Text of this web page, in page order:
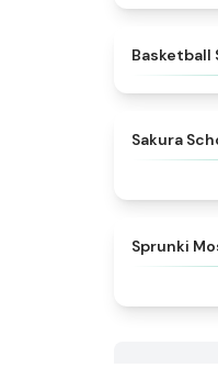
Basketball
Sakura
Sprunki